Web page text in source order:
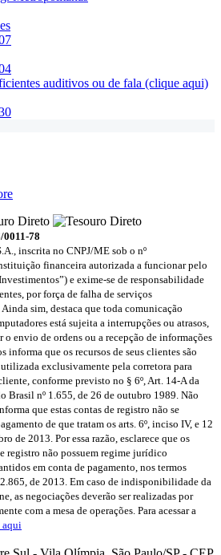
auditivos ou de fala (clique aqui)
78
inscrita no CNPJ/ME sob o nº
financeira autorizada a funcionar pelo
e exime-se de responsabilidade
por força de falha de serviços
sim, destaca que toda comunicação
está sujeita a interrupções ou atrasos,
envio de ordens ou a recepção de informações
informa que os recursos de seus clientes são
exclusivamente pela corretora para
conforme previsto no § 6º, Art. 14-A da
Brasil nº 1.655, de 26 de outubro 1989. Não
que estas contas de registro não se
de que tratam os arts. 6º, inciso IV, e 12
de 2013. Por essa razão, esclarece que os
registro não possuem regime jurídico
em conta de pagamento, nos termos
de 2013. Em caso de indisponibilidade da
as negociações deverão ser realizadas por
com a mesa de operações. Para acessar a
aqui